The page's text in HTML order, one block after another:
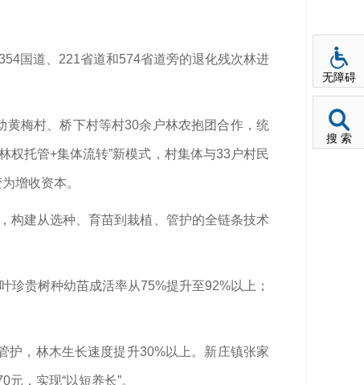
国道、221省道和574省道旁的退化残次林进
黄梅村、桥下村等村30余户林农抱团合作，统
权托管+集体流转”新模式，村集体与33户村民
增收资本。
构建从选种、育苗到栽植、管护的全链条技术
珍贵树种幼苗成活率从75%提升至92%以上；
护，林木生长速度提升30%以上。新庄镇张家
，实现“以短养长”。
无障碍
搜 索